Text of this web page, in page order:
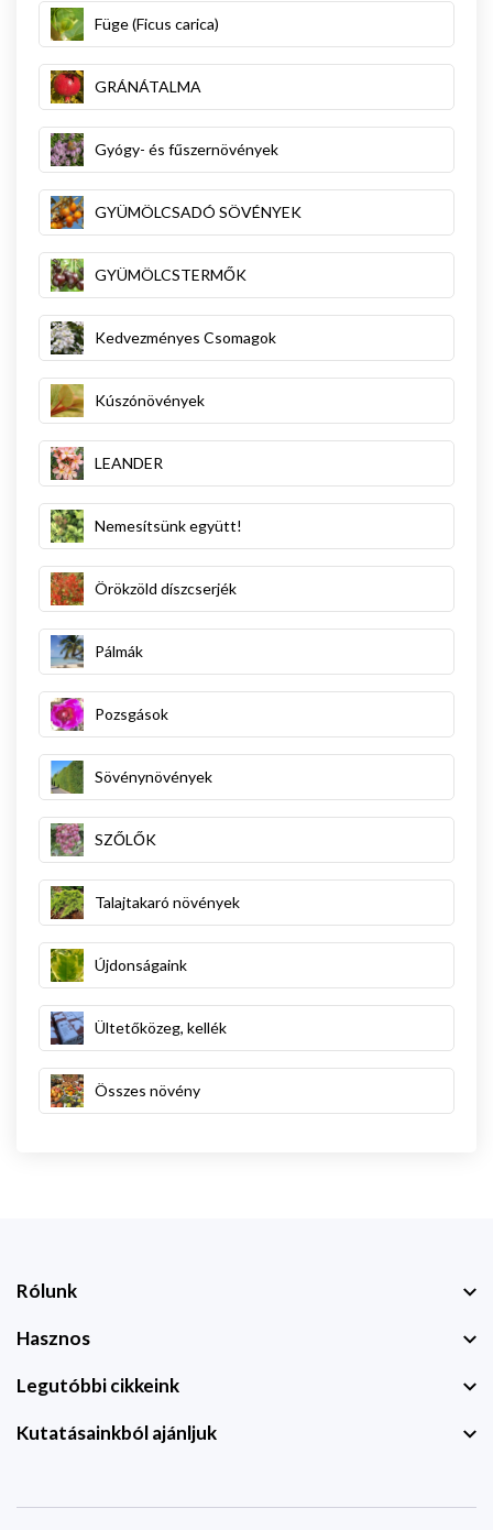
Füge (Ficus carica)
GRÁNÁTALMA
Gyógy- és fűszernövények
GYÜMÖLCSADÓ SÖVÉNYEK
GYÜMÖLCSTERMŐK
Kedvezményes Csomagok
Kúszónövények
LEANDER
Nemesítsünk együtt!
Örökzöld díszcserjék
Pálmák
Pozsgások
Sövénynövények
SZŐLŐK
Talajtakaró növények
Újdonságaink
Ültetőközeg, kellék
Összes növény
Rólunk
Hasznos
Legutóbbi cikkeink
Kutatásainkból ajánljuk